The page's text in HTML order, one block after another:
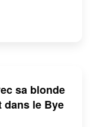
sa blonde
le Bye